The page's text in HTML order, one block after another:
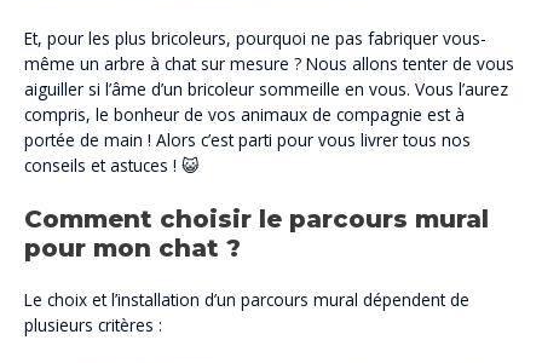
Et, pour les plus bricoleurs, pourquoi ne pas fabriquer vous-
même un arbre à chat sur mesure ? Nous allons tenter de vous
aiguiller si l’âme d’un bricoleur sommeille en vous. Vous l’aurez
compris, le bonheur de vos animaux de compagnie est à
portée de main ! Alors c’est parti pour vous livrer tous nos
conseils et astuces ! 😺
Comment choisir le parcours mural
pour mon chat ?
Le choix et l’installation d’un parcours mural dépendent de
plusieurs critères :